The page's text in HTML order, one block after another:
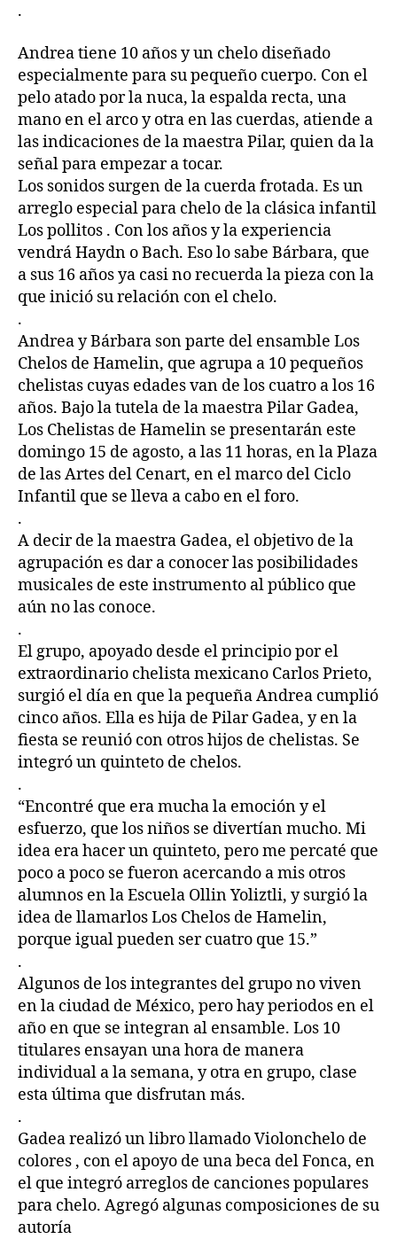
.
Andrea tiene 10 años y un chelo diseñado
especialmente para su pequeño cuerpo. Con el
pelo atado por la nuca, la espalda recta, una
mano en el arco y otra en las cuerdas, atiende a
las indicaciones de la maestra Pilar, quien da la
señal para empezar a tocar.
Los sonidos surgen de la cuerda frotada. Es un
arreglo especial para chelo de la clásica infantil
Los pollitos . Con los años y la experiencia
vendrá Haydn o Bach. Eso lo sabe Bárbara, que
a sus 16 años ya casi no recuerda la pieza con la
que inició su relación con el chelo.
.
Andrea y Bárbara son parte del ensamble Los
Chelos de Hamelin, que agrupa a 10 pequeños
chelistas cuyas edades van de los cuatro a los 16
años. Bajo la tutela de la maestra Pilar Gadea,
Los Chelistas de Hamelin se presentarán este
domingo 15 de agosto, a las 11 horas, en la Plaza
de las Artes del Cenart, en el marco del Ciclo
Infantil que se lleva a cabo en el foro.
.
A decir de la maestra Gadea, el objetivo de la
agrupación es dar a conocer las posibilidades
musicales de este instrumento al público que
aún no las conoce.
.
El grupo, apoyado desde el principio por el
extraordinario chelista mexicano Carlos Prieto,
surgió el día en que la pequeña Andrea cumplió
cinco años. Ella es hija de Pilar Gadea, y en la
fiesta se reunió con otros hijos de chelistas. Se
integró un quinteto de chelos.
.
“Encontré que era mucha la emoción y el
esfuerzo, que los niños se divertían mucho. Mi
idea era hacer un quinteto, pero me percaté que
poco a poco se fueron acercando a mis otros
alumnos en la Escuela Ollin Yoliztli, y surgió la
idea de llamarlos Los Chelos de Hamelin,
porque igual pueden ser cuatro que 15.”
.
Algunos de los integrantes del grupo no viven
en la ciudad de México, pero hay periodos en el
año en que se integran al ensamble. Los 10
titulares ensayan una hora de manera
individual a la semana, y otra en grupo, clase
esta última que disfrutan más.
.
Gadea realizó un libro llamado Violonchelo de
colores , con el apoyo de una beca del Fonca, en
el que integró arreglos de canciones populares
para chelo. Agregó algunas composiciones de su
autoría